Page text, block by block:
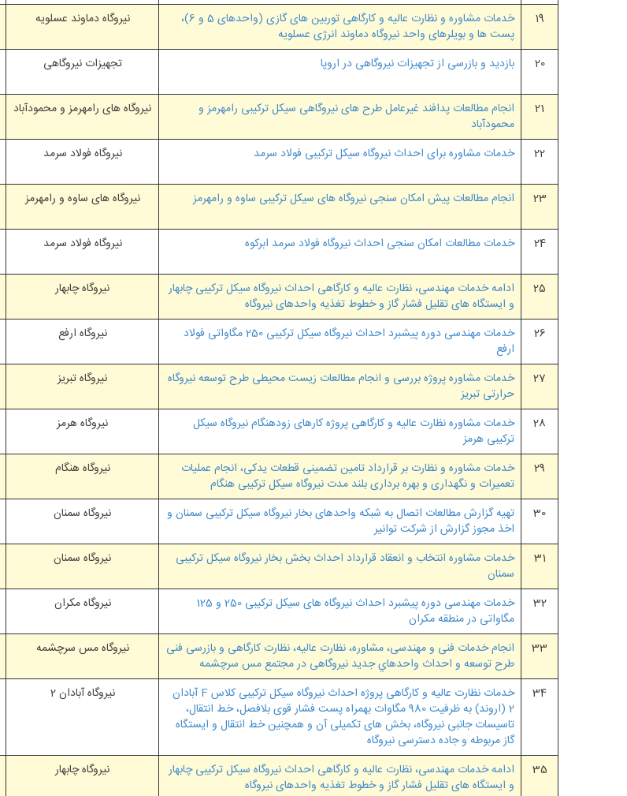
19
خدمات مشاوره و نظارت عالیه و کارگاهی توربین های گازی (واحدهای 5 و 6)،
پست ها و بویلرهای واحد نیروگاه دماوند انرژی عسلویه
نیروگاه دماوند عسلویه
20
بازدید و بازرسی از تجهیزات نیروگاهی در اروپا تجهیزات نیروگاهی
21
انجام مطالعات پدافند غیرعامل طرح های نیروگاهی سیکل ترکیبی رامهرمز و
محمودآباد
نیروگاه های رامهرمز و محمودآباد
22 خدمات مشاوره برای احداث نیروگاه سیکل ترکیبی فولاد سرمد نیروگاه فولاد سرمد
23 انجام مطالعات پیش امکان سنجی نیروگاه های سیکل ترکیبی ساوه و رامهرمز نیروگاه های ساوه و رامهرمز
24 خدمات مطالعات امکان سنجی احداث نیروگاه فولاد سرمد ابرکوه نیروگاه فولاد سرمد
25
ادامه خدمات مهندسی، نظارت عالیه و کارگاهی احداث نیروگاه سیکل ترکیبی چابهار
و ایستگاه های تقلیل فشار گاز و خطوط تغذیه واحدهای نیروگاه
نیروگاه چابهار
26
خدمات مهندسی دوره پیشبرد احداث نیروگاه سیکل ترکیبی 250 مگاواتی فولاد
ارفع
نیروگاه ارفع
27
خدمات مشاوره پروژه بررسی و انجام مطالعات زیست محیطی طرح توسعه نیروگاه
حرارتی تبریز
نیروگاه تبریز
28
خدمات مشاوره نظارت عالیه و کارگاهی پروژه کارهای زودهنگام نیروگاه سیکل
ترکیبی هرمز
نیروگاه هرمز
29
خدمات مشاوره و نظارت بر قرارداد تامین تضمینی قطعات یدکی، انجام عملیات
تعمیرات و نگهداری و بهره برداری بلند مدت نیروگاه سیکل ترکیبی هنگام
نیروگاه هنگام
30
تهیه گزارش مطالعات اتصال به شبکه واحدهای بخار نیروگاه سیکل ترکیبی سمنان و
اخذ مجوز گزارش از شرکت توانیر
نیروگاه سمنان
31
خدمات مشاوره انتخاب و انعقاد قرارداد احداث بخش بخار نیروگاه سیکل ترکیبی
سمنان
نیروگاه سمنان
32
خدمات مهندسی دوره پیشبرد احداث نیروگاه های سیکل ترکیبی 250 و 125
مگاواتی در منطقه مکران
نیروگاه مکران
33
اﻧﺠﺎم ﺧﺪﻣﺎت ﻓﻨﯽ و ﻣﻬﻨﺪﺳﯽ، ﻣﺸﺎوره، ﻧﻈﺎرت ﻋﺎﻟﯿﻪ، ﻧﻈﺎرت ﮐﺎرﮔﺎﻫﯽ و ﺑﺎزرﺳﯽ ﻓﻨﯽ
ﻃﺮح ﺗﻮﺳﻌﻪ و اﺣﺪاث واﺣﺪﻫﺎي ﺟﺪﯾﺪ ﻧﯿﺮوﮔﺎﻫﯽ در ﻣﺠﺘﻤﻊ ﻣﺲ ﺳﺮﭼﺸﻤﻪ
نیروگاه مس سرچشمه
34
خدمات نظارت عالیه و کارگاهی پروژه احداث نیروگاه سیکل ترکیبی کلاس F آبادان
2 (اروند) به ظرفیت 980 مگاوات بهمراه پست فشار قوی بلافصل، خط انتقال،
تاسیسات جانبی نیروگاه، بخش های تکمیلی آن و همچنین خط انتقال و ایستگاه
گاز مربوطه و جاده دسترسی نیروگاه
نیروگاه آبادان 2
35
ادامه خدمات مهندسی، نظارت عالیه و کارگاهی احداث نیروگاه سیکل ترکیبی چابهار
و ایستگاه های تقلیل فشار گاز و خطوط تغذیه واحدهای نیروگاه
نیروگاه چابهار